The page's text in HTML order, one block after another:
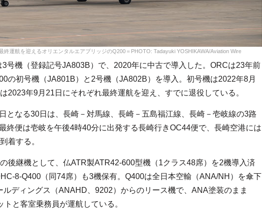
終運航を迎えるオリエンタルエアブリッジのQ200＝PHOTO: Tadayuki YOSHIKAWA/Aviation Wire
号機（登録記号JA803B）で、2020年に中古で導入した。ORCは23年前
の初号機（JA801B）と2号機（JA802B）を導入。初号機は2022年8月
2023年9月21日にそれぞれ最終運航を迎え、すでに退役している。
となる30日は、長崎－対馬線、長崎－五島福江線、長崎－壱岐線の3路
終便は壱岐を午後4時40分に出発する長崎行きOC44便で、長崎空港には
着する。
後継機として、仏ATR製ATR42-600型機（1クラス48席）を2機導入済
8-Q400（同74席）も3機保有。Q400は全日本空輸（ANA/NH）を傘下
ルディングス（ANAHD、9202）からのリース機で、ANA塗装のまま
トと客室乗務員が運航している。